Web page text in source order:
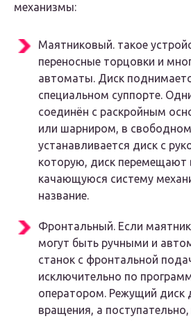
механизмы:
Маятниковый. такое
переносные торцовки и
автоматы. Диск
специальном суппорте.
соединён с раскройным
или шарниром, в
устанавливается диск с
которую, диск перемещают
качающуюся систему
название.
Фронтальный. Если
могут быть ручными и
станок с фронтальной
исключительно по
оператором. Режущий диск
вращения, а